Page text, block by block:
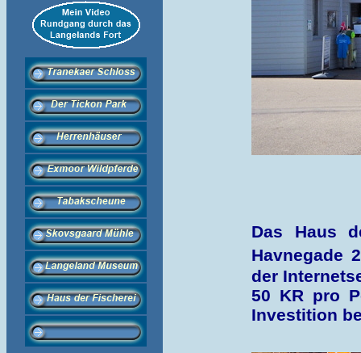
Das Haus
Havnegade
der
50 KR pro
Investition